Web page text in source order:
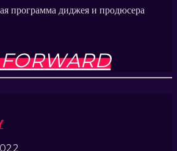
программа диджея и продюсера